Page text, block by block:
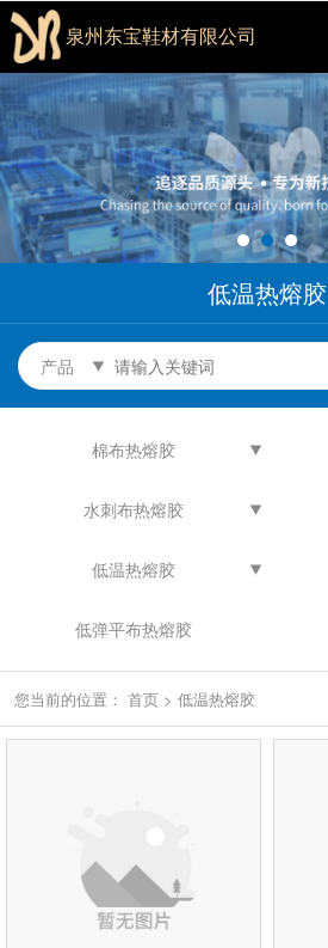
泉州东宝鞋材有限公司
低温热熔胶
产品
棉布热熔胶
水刺布热熔胶
低温热熔胶
低弹平布热熔胶
您当前的位置： 首页 > 低温热熔胶